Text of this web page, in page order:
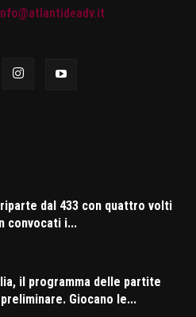
riparte dal 433 con quattro volti
convocati i...
il programma delle partite
Giocano le...